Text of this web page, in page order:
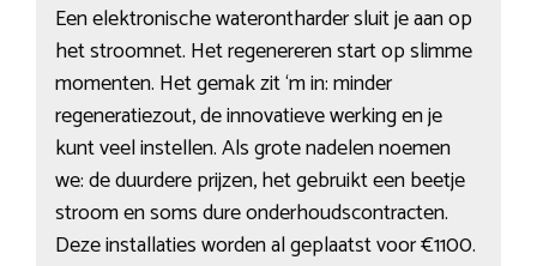
Een elektronische waterontharder sluit je aan op
het stroomnet. Het regenereren start op slimme
momenten. Het gemak zit ‘m in: minder
regeneratiezout, de innovatieve werking en je
kunt veel instellen. Als grote nadelen noemen
we: de duurdere prijzen, het gebruikt een beetje
stroom en soms dure onderhoudscontracten.
Deze installaties worden al geplaatst voor €1100.